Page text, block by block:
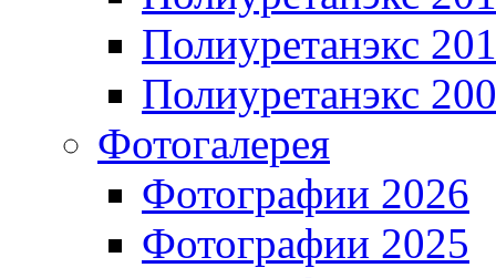
Полиуретанэкс
Полиуретанэкс
Фотогалерея
Фотографии 2026
Фотографии 2025